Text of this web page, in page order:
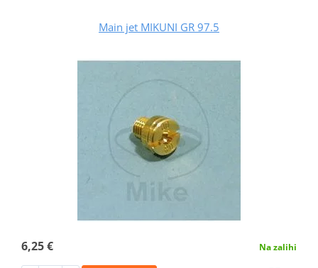
Main jet MIKUNI GR 97.5
6,25 € Na zalihi